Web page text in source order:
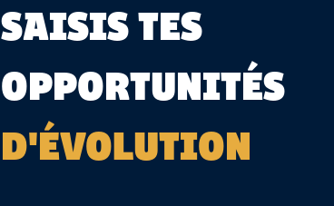
SAISIS TES
OPPORTUNITÉS
D'ÉVOLUTION